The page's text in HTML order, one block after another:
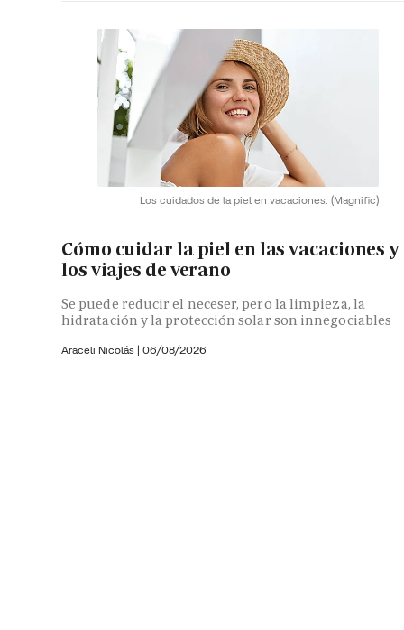
Los cuidados de la piel en vacaciones. (Magnific)
Cómo cuidar la piel en las vacaciones y
los viajes de verano
Se puede reducir el neceser, pero la limpieza, la
hidratación y la protección solar son innegociables
Araceli Nicolás | 06/08/2026